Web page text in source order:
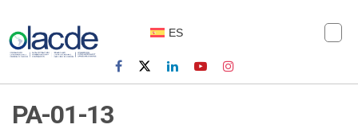
ES
PA-01-13